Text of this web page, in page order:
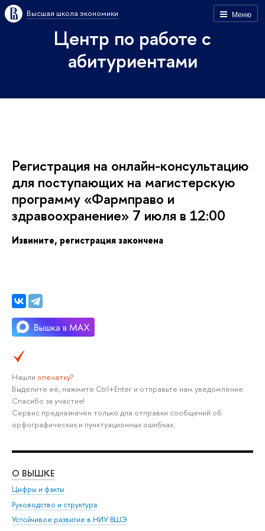
Меню
ысшая школа экономики
Центр по работе с
абитуриентами
Регистрация на онлайн-консультацию
для поступающих на магистерскую
программу «Фармправо и
здравоохранение» 7 июля в 12:00
Извините, регистрация закончена
Нашли опечатку?
ыделите её, нажмите Ctrl+Enter и отправьте нам уведомление.
Спасибо за участие!
Сервис предназначен только для отправки сообщений о
орфографических и пунктуационных ошибках.
О ВЫШКЕ
Цифры и факты
Руководство и структура
Устойчивое развитие в НИУ ВШЭ